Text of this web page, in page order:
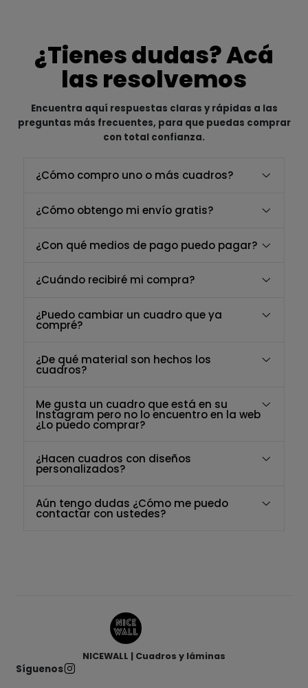
¿Tienes dudas? Acá
las resolvemos
Encuentra aquí respuestas claras y rápidas a las
preguntas más frecuentes, para que puedas comprar
con total confianza.
¿Cómo compro uno o más cuadros?
¿Cómo obtengo mi envío gratis?
¿Con qué medios de pago puedo pagar?
¿Cuándo recibiré mi compra?
¿Puedo cambiar un cuadro que ya
compré?
¿De qué material son hechos los
cuadros?
Me gusta un cuadro que está en su
Instagram pero no lo encuentro en la web
¿Lo puedo comprar?
¿Hacen cuadros con diseños
personalizados?
Aún tengo dudas ¿Cómo me puedo
contactar con ustedes?
NICEWALL | Cuadros y láminas
Síguenos